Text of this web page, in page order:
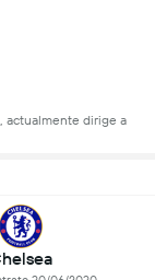
actualmente dirige a